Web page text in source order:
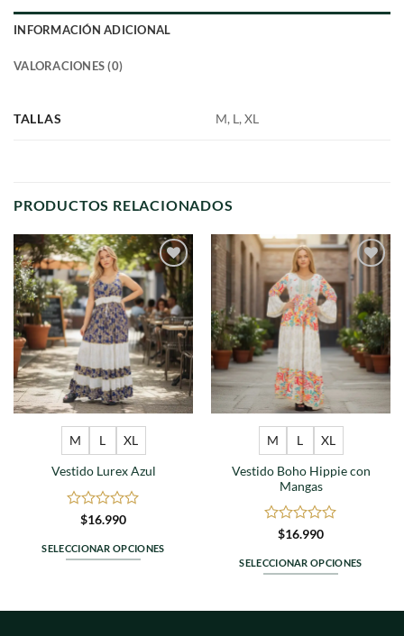
INFORMACIÓN ADICIONAL
VALORACIONES (0)
TALLAS M, L, XL
PRODUCTOS RELACIONADOS
Agregar
a
favoritos
M L XL
Vestido Lurex Azul
Valorado
0
de
$16.990
SELECCIONAR OPCIONES
Agregar
a
favoritos
M L XL
Vestido Boho Hippie con
Mangas
Valorado
0
de
$16.990
SELECCIONAR OPCIONES